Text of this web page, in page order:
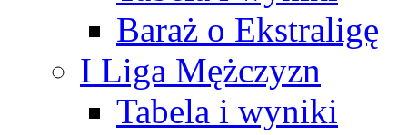
Baraż o Ekstraligę
I Liga Mężczyzn
Tabela i wyniki